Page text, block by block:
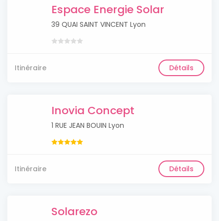
Espace Energie Solar
39 QUAI SAINT VINCENT Lyon
Itinéraire Détails
Inovia Concept
1 RUE JEAN BOUIN Lyon
Itinéraire Détails
Solarezo